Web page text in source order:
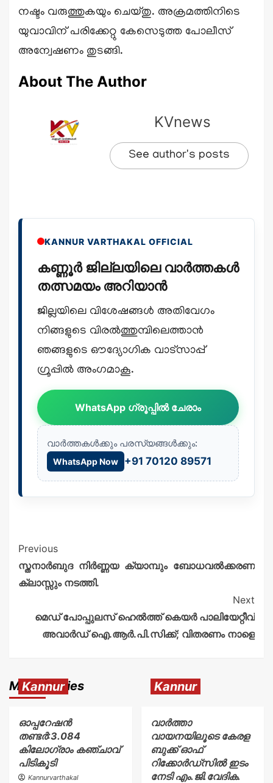
നഷ്ടം വരുത്തുകയും ചെയ്തു. അക്രമത്തിനിടെ
യുവാവിന് പരിക്കേറ്റു കേസെടുത്ത പോലീസ്
അന്വേഷണം തുടങ്ങി.
About The Author
KVnews
See author's posts
KANNUR VARTHAKAL OFFICIAL
കണ്ണൂർ ജില്ലയിലെ വാർത്തകൾ
തത്സമയം അറിയാൻ
ജില്ലയിലെ വിശേഷങ്ങൾ അതിവേഗം
നിങ്ങളുടെ വിരൽത്തുമ്പിലെത്താൻ
ഞങ്ങളുടെ ഔദ്യോഗിക വാട്സാപ്പ്
ഗ്രൂപ്പിൽ അംഗമാകൂ.
WhatsApp ഗ്രൂപ്പിൽ ചേരാം
വാർത്തകൾക്കും പരസ്യങ്ങൾക്കും:
WhatsApp Now +91 70120 89571
Previous
സ്തനാർബുദ നിർണ്ണയ ക്യാമ്പും ബോധവൽക്കരണ
ക്ലാസ്സും നടത്തി.
Next
മെഡ് പോപ്പുലസ് ഹെൽത്ത് കെയർ പാലിയേറ്റീവ്
അവാർഡ് ഐ.ആർ.പി.സിക്ക്; വിതരണം നാളെ
More Stories
Kannur
ഓപ്പറേഷൻ
തണ്ടർ:3.084
കിലോഗ്രാം കഞ്ചാവ്
പിടികൂടി
Kannurvarthakal
Kannur
വാർത്താ
വായനയിലൂടെ കേരള
ബുക്ക് ഓഫ്
റിക്കോർഡ്സിൽ ഇടം
നേടി എം.ജി.വേദിക.